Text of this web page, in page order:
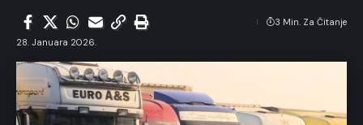
28. Januara 2026.
3 Min. Za Čitanje